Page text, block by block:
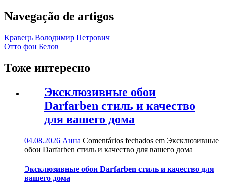
Navegação de artigos
Кравець Володимир Петрович
Отто фон Белов
Тоже интересно
Эксклюзивные обои
Darfarben стиль и качество
для вашего дома
04.08.2026 Анна Comentários fechados em Эксклюзивные
обои Darfarben стиль и качество для вашего дома
Эксклюзивные обои Darfarben стиль и качество для
вашего дома